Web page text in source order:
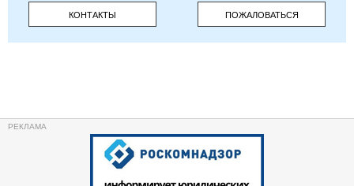
КОНТАКТЫ ПОЖАЛОВАТЬСЯ